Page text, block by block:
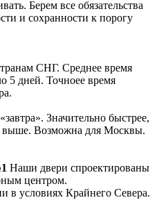
Берем все обязательства
и сохранности к порогу
СНГ. Среднее время
5 дней. Точноее время
Значительно быстрее,
выше. Возможна для Москвы.
Наши двери спроектированы
центром.
в условиях Крайнего Севера.